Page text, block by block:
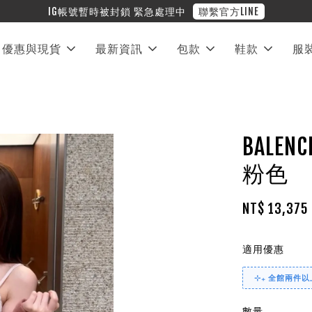
❤︎ 全館滿兩萬享免運
優惠與現貨 最新資訊 包款 鞋款 服
粉色
NT$ 13,375
適用優惠
⊹₊ 全館兩件